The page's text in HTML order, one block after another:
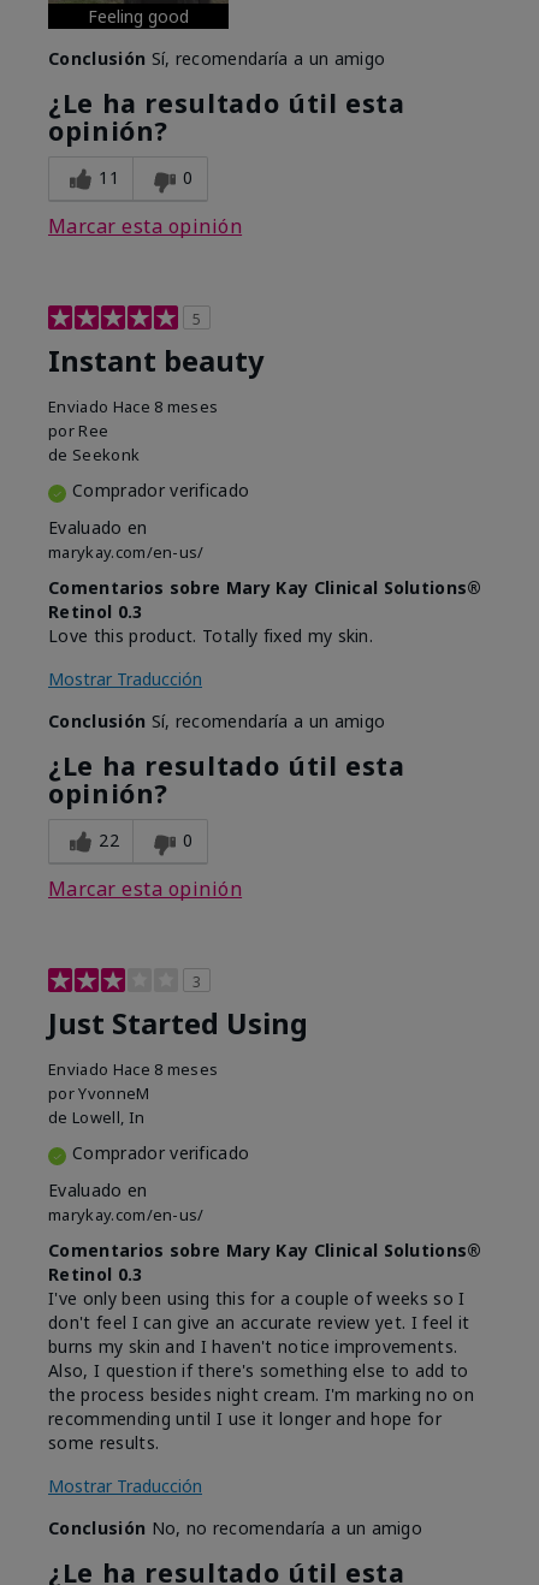
Feeling good
Conclusión Sí, recomendaría a un amigo
¿Le ha resultado útil esta
opinión?
11 0
Marcar esta opinión
5
Instant beauty
Enviado Hace 8 meses
por Ree
de Seekonk
Comprador verificado
Evaluado en
marykay.com/en-us/
Comentarios sobre Mary Kay Clinical Solutions®
Retinol 0.3
Love this product. Totally fixed my skin.
Mostrar Traducción
Conclusión Sí, recomendaría a un amigo
¿Le ha resultado útil esta
opinión?
22 0
Marcar esta opinión
3
Just Started Using
Enviado Hace 8 meses
porYvonneM
de Lowell, In
Comprador verificado
Evaluado en
marykay.com/en-us/
Comentarios sobre Mary Kay Clinical Solutions®
Retinol 0.3
I've only been using this for a couple of weeks so I
don't feel I can give an accurate review yet. I feel it
burns my skin and I haven't notice improvements.
Also, I question if there's something else to add to
the process besides night cream. I'm marking no on
recommending until I use it longer and hope for
some results.
Mostrar Traducción
Conclusión No, no recomendaría a un amigo
¿Le ha resultado útil esta